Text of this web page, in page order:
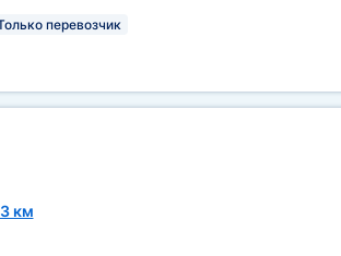
перевозчик
км